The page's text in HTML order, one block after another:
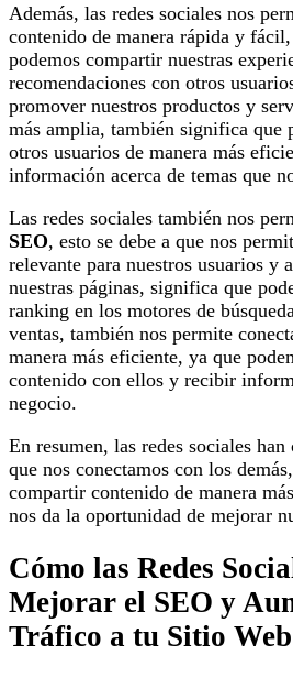
Además, las redes sociales nos
contenido de manera rápida y
podemos compartir nuestras
recomendaciones con otros
promover nuestros productos y
más amplia, también significa que
otros usuarios de manera más
información acerca de temas que
Las redes sociales también nos
SEO, esto se debe a que nos
relevante para nuestros usuarios y
nuestras páginas, significa que
ranking en los motores de
ventas, también nos permite
manera más eficiente, ya que
contenido con ellos y recibir
negocio.
En resumen, las redes sociales
que nos conectamos con los
compartir contenido de manera
nos da la oportunidad de mejorar
Cómo las Redes
Mejorar el SEO y
Tráfico a tu Sitio Web